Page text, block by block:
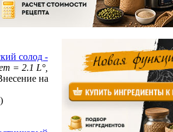
солод -
= 2.1 L°,
на